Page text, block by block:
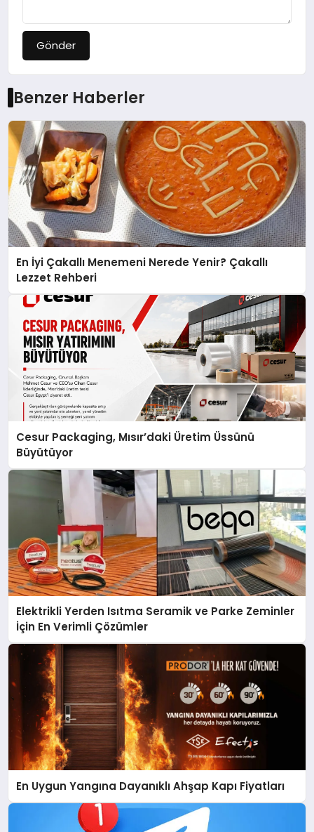
Gönder
Benzer Haberler
En İyi Çakallı Menemeni Nerede Yenir? Çakallı
Lezzet Rehberi
Cesur Packaging, Mısır’daki Üretim Üssünü
Büyütüyor
Elektrikli Yerden Isıtma Seramik ve Parke Zeminler
İçin En Verimli Çözümler
En Uygun Yangına Dayanıklı Ahşap Kapı Fiyatları